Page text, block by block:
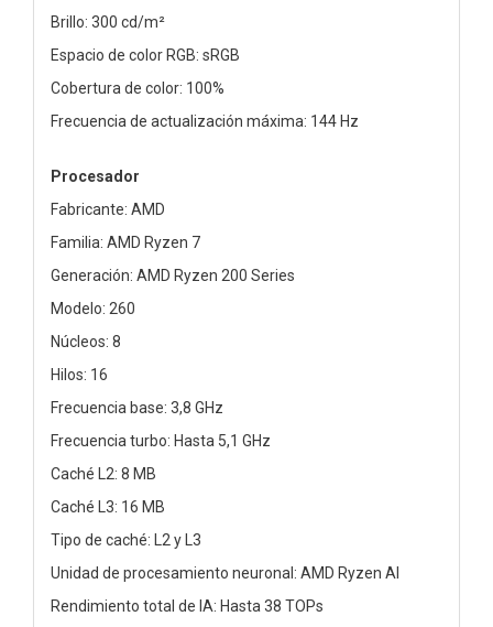
Brillo: 300 cd/m²
Espacio de color RGB: sRGB
Cobertura de color: 100%
Frecuencia de actualización máxima: 144 Hz
Procesador
Fabricante: AMD
Familia: AMD Ryzen 7
Generación: AMD Ryzen 200 Series
Modelo: 260
Núcleos: 8
Hilos: 16
Frecuencia base: 3,8 GHz
Frecuencia turbo: Hasta 5,1 GHz
Caché L2: 8 MB
Caché L3: 16 MB
Tipo de caché: L2 y L3
Unidad de procesamiento neuronal: AMD Ryzen AI
Rendimiento total de IA: Hasta 38 TOPs